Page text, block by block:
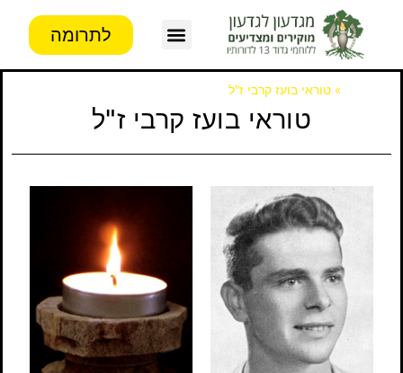
לתרומה
» טוראי בועז קרבי ז"ל
טוראי בועז קרבי ז"ל